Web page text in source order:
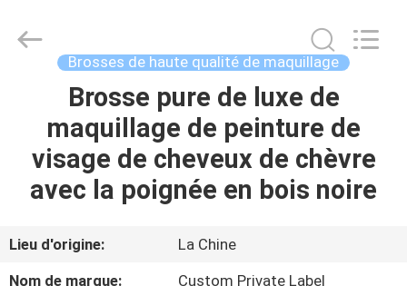
MAISON
PRODUITS
SUJET
DE
Chanmy
Cosmetics
Brosses de haute qualité de maquillage
Brosse pure de luxe de
maquillage de peinture de
visage de cheveux de chèvre
avec la poignée en bois noire
Lieu d'origine:
La Chine
Nom de marque:
Custom Private Label